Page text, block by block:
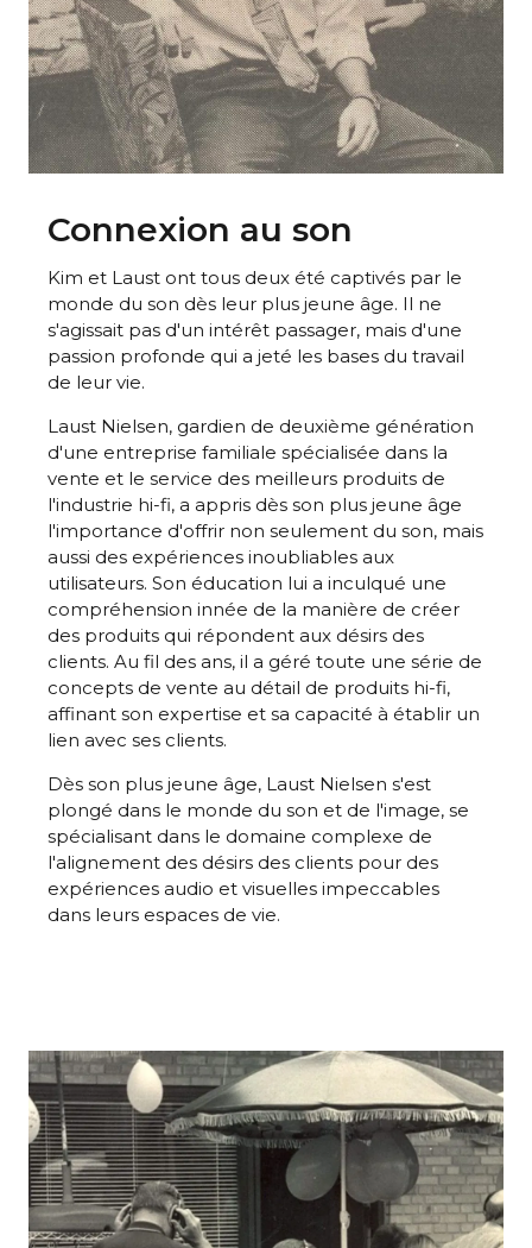
Connexion au son
Kim et Laust ont tous deux été captivés par le
monde du son dès leur plus jeune âge. Il ne
s'agissait pas d'un intérêt passager, mais d'une
passion profonde qui a jeté les bases du travail
de leur vie.
Laust Nielsen, gardien de deuxième génération
d'une entreprise familiale spécialisée dans la
vente et le service des meilleurs produits de
l'industrie hi-fi, a appris dès son plus jeune âge
l'importance d'offrir non seulement du son, mais
aussi des expériences inoubliables aux
utilisateurs. Son éducation lui a inculqué une
compréhension innée de la manière de créer
des produits qui répondent aux désirs des
clients. Au fil des ans, il a géré toute une série de
concepts de vente au détail de produits hi-fi,
affinant son expertise et sa capacité à établir un
lien avec ses clients.
Dès son plus jeune âge, Laust Nielsen s'est
plongé dans le monde du son et de l'image, se
spécialisant dans le domaine complexe de
l'alignement des désirs des clients pour des
expériences audio et visuelles impeccables
dans leurs espaces de vie.